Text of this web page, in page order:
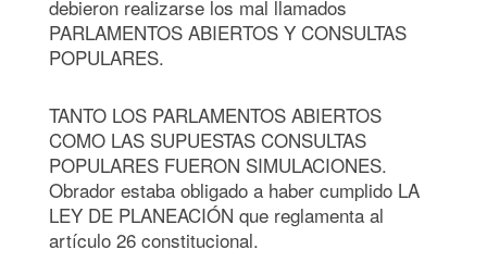
debieron realizarse los mal llamados
PARLAMENTOS ABIERTOS Y CONSULTAS
POPULARES.
TANTO LOS PARLAMENTOS ABIERTOS
COMO LAS SUPUESTAS CONSULTAS
POPULARES FUERON SIMULACIONES.
Obrador estaba obligado a haber cumplido LA
LEY DE PLANEACIÓN que reglamenta al
artículo 26 constitucional.